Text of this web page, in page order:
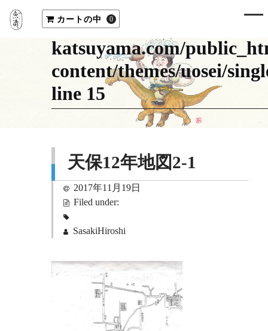
カートの中 0
/home/uosei/uosei-
katsuyama.com/
content/themes/uosei/
line 15
天保12年地図2-1
2017年11月19日
Filed under:
SasakiHiroshi